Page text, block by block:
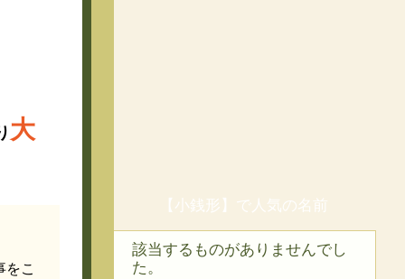
大
をこ
【小銭形】で人気の名前
該当するものがありませんでし
た。